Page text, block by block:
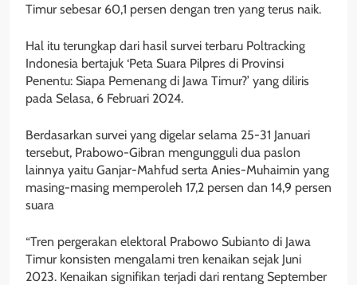
Timur sebesar 60,1 persen dengan tren yang terus naik.
Hal itu terungkap dari hasil survei terbaru Poltracking
Indonesia bertajuk ‘Peta Suara Pilpres di Provinsi
Penentu: Siapa Pemenang di Jawa Timur?’ yang diliris
pada Selasa, 6 Februari 2024.
Berdasarkan survei yang digelar selama 25-31 Januari
tersebut, Prabowo-Gibran mengungguli dua paslon
lainnya yaitu Ganjar-Mahfud serta Anies-Muhaimin yang
masing-masing memperoleh 17,2 persen dan 14,9 persen
suara
“Tren pergerakan elektoral Prabowo Subianto di Jawa
Timur konsisten mengalami tren kenaikan sejak Juni
2023. Kenaikan signifikan terjadi dari rentang September